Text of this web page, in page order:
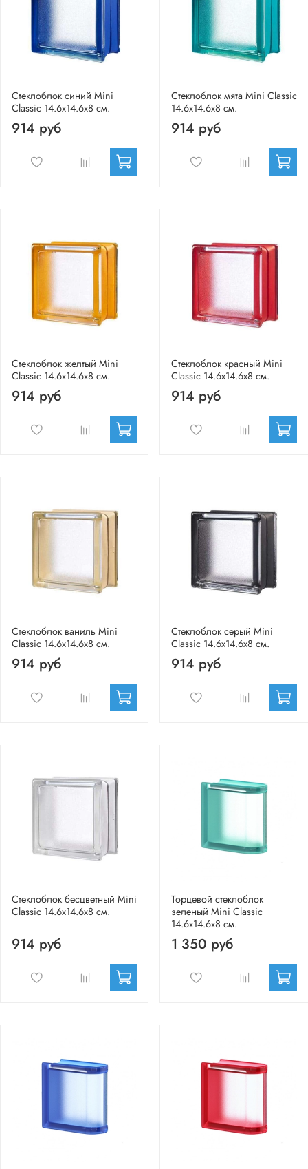
Стеклоблок синий Mini
Classic 14.6x14.6x8 см.
914 руб
Стеклоблок мята Mini Classic
14.6x14.6x8 см.
914 руб
Стеклоблок желтый Mini
Classic 14.6x14.6x8 см.
914 руб
Стеклоблок красный Mini
Classic 14.6x14.6x8 см.
914 руб
Стеклоблок ваниль Mini
Classic 14.6x14.6x8 см.
914 руб
Стеклоблок серый Mini
Classic 14.6x14.6x8 см.
914 руб
Стеклоблок бесцветный Mini
Classic 14.6x14.6x8 см.
914 руб
Торцевой стеклоблок
зеленый Mini Classic
14.6x14.6x8 см.
1 350 руб